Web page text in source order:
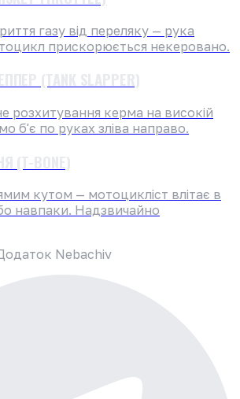
газу від переляку — рука
прискорюється некеровано.
розхитування керма на високій
б'є по руках зліва направо.
кутом — мотоцикліст влітає в
навпаки. Надзвичайно
Nebachiv